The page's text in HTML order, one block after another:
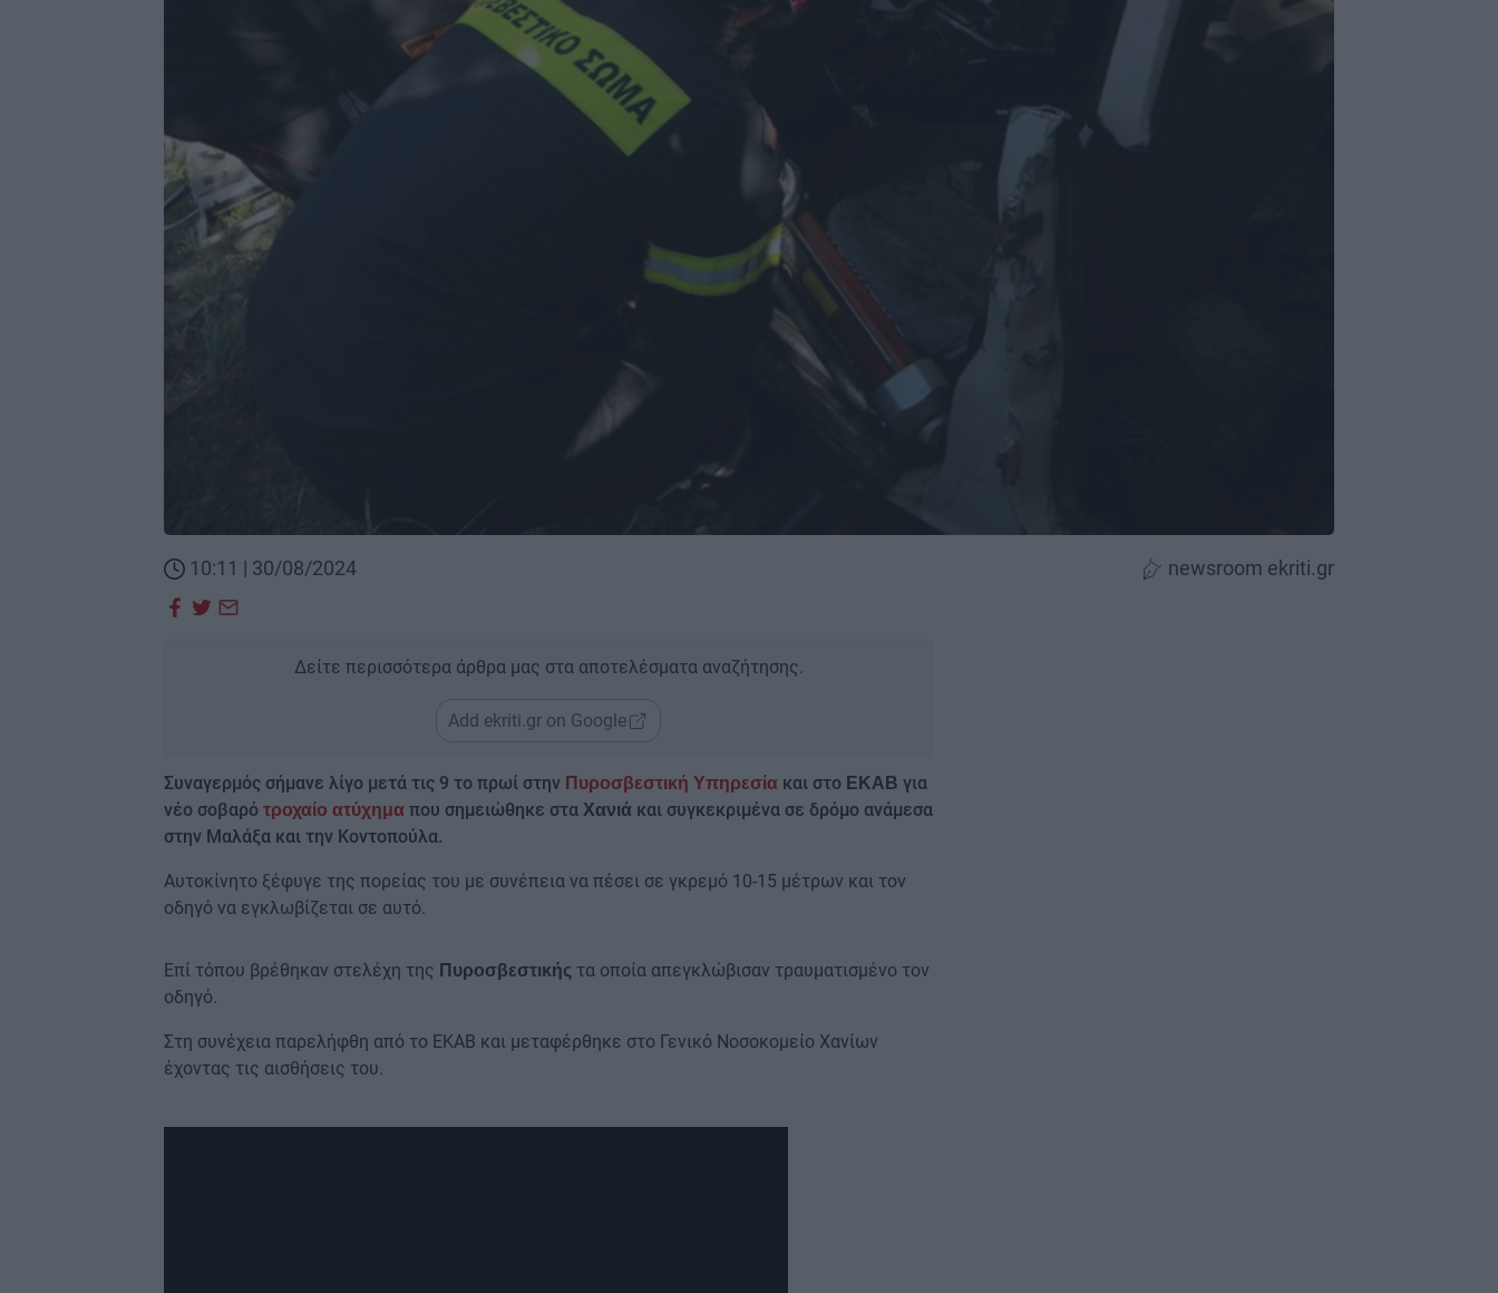
10:11 | 30/08/2024 newsroom ekriti.gr
Δείτε περισσότερα άρθρα μας στα αποτελέσματα αναζήτησης.
Add ekriti.gr on Google
Συναγερμός σήμανε λίγο μετά τις 9 το πρωί στην Πυροσβεστική Υπηρεσία και στο ΕΚΑΒ για
νέο σοβαρό τροχαίο ατύχημα που σημειώθηκε στα Χανιά και συγκεκριμένα σε δρόμο ανάμεσα
στην Μαλάξα και την Κοντοπούλα.
Αυτοκίνητο ξέφυγε της πορείας του με συνέπεια να πέσει σε γκρεμό 10-15 μέτρων και τον
οδηγό να εγκλωβίζεται σε αυτό.
Επί τόπου βρέθηκαν στελέχη της Πυροσβεστικής τα οποία απεγκλώβισαν τραυματισμένο τον
οδηγό.
Στη συνέχεια παρελήφθη από το ΕΚΑΒ και μεταφέρθηκε στο Γενικό Νοσοκομείο Χανίων
έχοντας τις αισθήσεις του.